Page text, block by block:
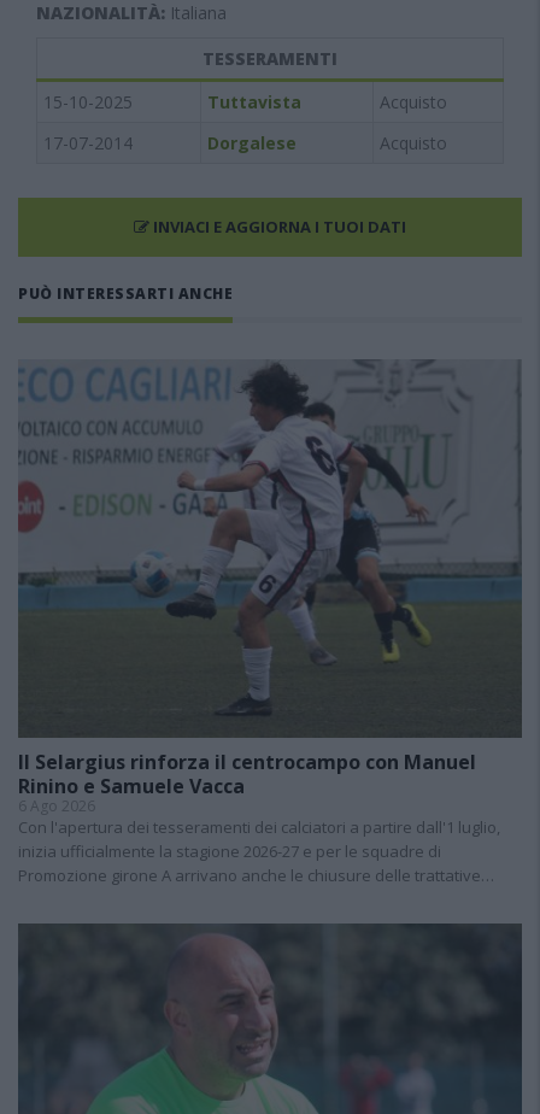
NAZIONALITÀ: Italiana
TESSERAMENTI
15-10-2025
Tuttavista
Acquisto
17-07-2014
Dorgalese Acquisto
INVIACI E AGGIORNA I TUOI DATI
PUÒ INTERESSARTI ANCHE
Il Selargius rinforza il centrocampo con Manuel
Rinino e Samuele Vacca
6 Ago 2026
Con l'apertura dei tesseramenti dei calciatori a partire dall'1 luglio,
inizia ufficialmente la stagione 2026-27 e per le squadre di
Promozione girone A arrivano anche le chiusure delle trattative…